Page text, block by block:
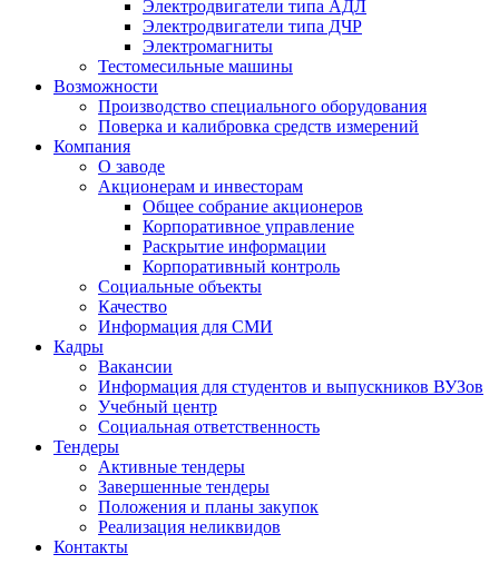
Электродвигатели типа АДЛ
Электродвигатели типа ДЧР
Электромагниты
Тестомесильные машины
Возможности
Производство специального оборудования
Поверка и калибровка средств измерений
Компания
О заводе
Акционерам и инвесторам
Общее собрание акционеров
Корпоративное управление
Раскрытие информации
Корпоративный контроль
Социальные объекты
Качество
Информация для СМИ
Кадры
Вакансии
Информация для студентов и выпускников ВУЗов
Учебный центр
Социальная ответственность
Тендеры
Активные тендеры
Завершенные тендеры
Положения и планы закупок
Реализация неликвидов
Контакты